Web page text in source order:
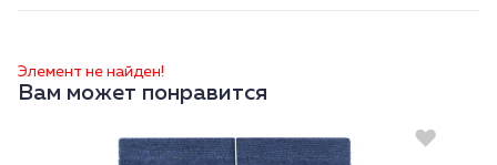
Элемент не найден!
Вам может понравится